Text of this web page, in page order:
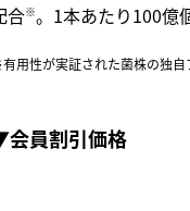
合※。1本あたり100億
有用性が実証された菌株の独自
員割引価格​